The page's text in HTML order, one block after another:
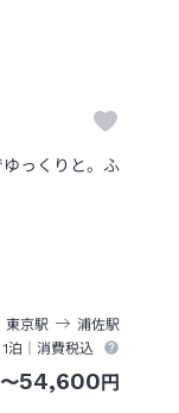
っくりと。ふ
東京駅 浦佐駅
1泊 ｜消費税込
〜54,600 円